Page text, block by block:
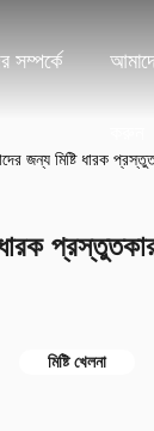
সম্পর্কে
জন্য মিষ্টি ধারক
ধারক
মিষ্টি খেলনা